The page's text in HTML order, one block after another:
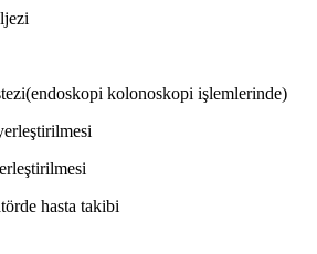
kolonoskopi işlemlerinde)
hasta takibi